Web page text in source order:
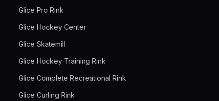
Glice Pro Rink
Glice Hockey Center
Glice Skatemill
Glice Hockey Training Rink
Glice Complete Recreational Rink
Glice Curling Rink